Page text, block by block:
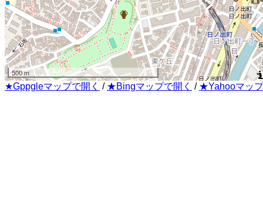
500 m
★Gppgleマップで開く / ★Bingマップで開く / ★Yahooマッ